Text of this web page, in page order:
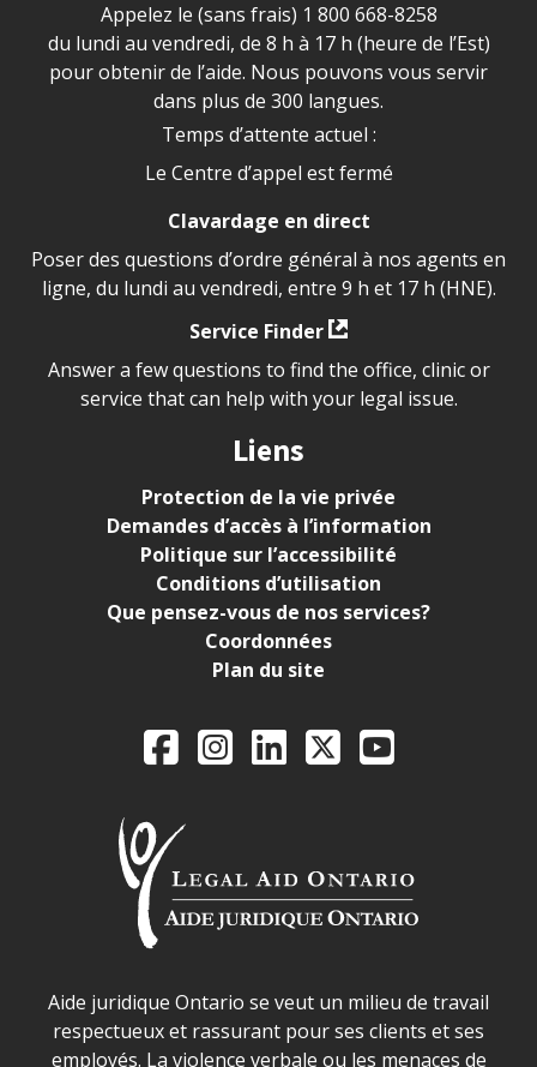
Appelez le (sans frais) 1 800 668-8258
du lundi au vendredi, de 8 h à 17 h (heure de l’Est)
pour obtenir de l’aide. Nous pouvons vous servir
dans plus de 300 langues.
Temps d’attente actuel :
Le Centre d’appel est fermé
Clavardage en direct
Poser des questions d’ordre général à nos agents en
ligne, du lundi au vendredi, entre 9 h et 17 h (HNE).
Service Finder
Answer a few questions to find the office, clinic or
service that can help with your legal issue.
Liens
Protection de la vie privée
Demandes d’accès à l’information
Politique sur l’accessibilité
Conditions d’utilisation
Que pensez-vous de nos services?
Coordonnées
Plan du site
Legal Aid Ontario
FacebookInstagram
LinkedIn
X YouTube
Déclaration sur la sécurité dans les locaux d'AJO.
Aide juridique Ontario se veut un milieu de travail
respectueux et rassurant pour ses clients et ses
employés. La violence verbale ou les menaces de